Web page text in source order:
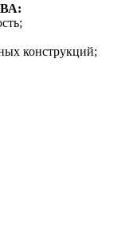
конструкций;